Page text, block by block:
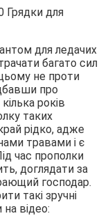
для ледачих
багато сил
не проти
про
років
таких
рідко, адже
травами і є
час прополки
доглядати за
господар.
такі зручні
відео: